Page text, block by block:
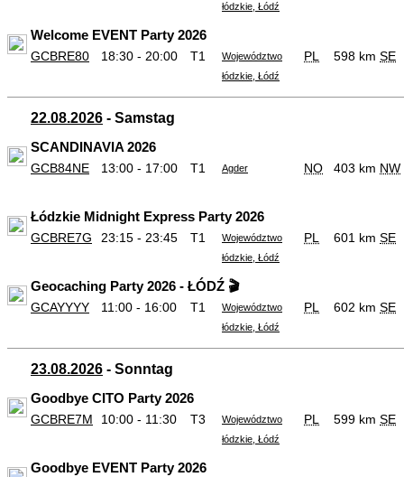
łódzkie, Łódź
Welcome EVENT Party 2026
GCBRE80 18:30 - 20:00 T1
Województwo
łódzkie, Łódź
PL 598 km SE
22.08.2026 - Samstag
SCANDINAVIA 2026
GCB84NE 13:00 - 17:00 T1 Agder NO 403 km NW
Łódzkie Midnight Express Party 2026
GCBRE7G 23:15 - 23:45 T1
Województwo
łódzkie, Łódź
PL 601 km SE
Geocaching Party 2026 - ŁÓDŹ 🎬
GCAYYYY 11:00 - 16:00 T1
Województwo
łódzkie, Łódź
PL 602 km SE
23.08.2026 - Sonntag
Goodbye CITO Party 2026
GCBRE7M 10:00 - 11:30 T3
Województwo
łódzkie, Łódź
PL 599 km SE
Goodbye EVENT Party 2026